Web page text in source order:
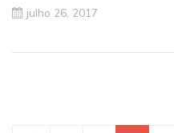
julho 26, 2017